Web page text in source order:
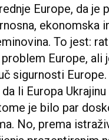
Europe, da je
ekonomska
To jest:
Europe, ali
sigurnosti
li Europa
je bilo par
No, prema